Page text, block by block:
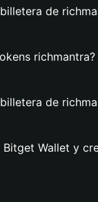
de
richmantra?
de
Wallet y